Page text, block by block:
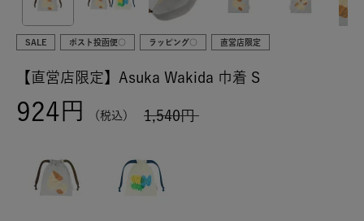
SALE ポスト投函便○ ラッピング○ 直営店限定
【直営店限定】Asuka Wakida 巾着 S
1,540
924 税込